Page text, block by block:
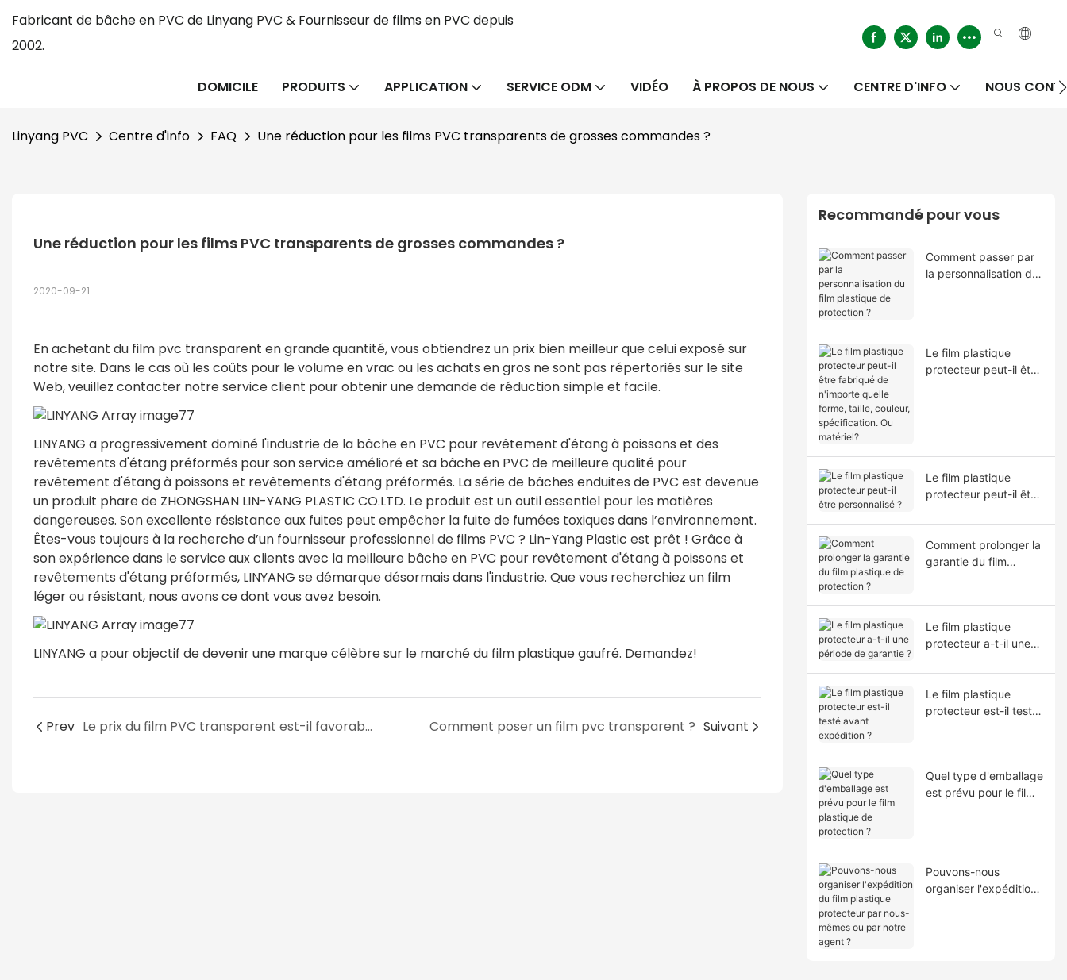
Fabricant de bâche en PVC de Linyang PVC & Fournisseur de films en PVC depuis
2002.
DOMICILE PRODUITS APPLICATION SERVICE ODM VIDÉO À PROPOS DE NOUS CENTRE D'INFO NOUS
Linyang PVC Centre d'info FAQ Une réduction pour les films PVC transparents de grosses commandes ?
Une réduction pour les films PVC transparents de grosses commandes ?
2020-09-21
En achetant du film pvc transparent en grande quantité, vous obtiendrez un prix bien meilleur que celui exposé sur
notre site. Dans le cas où les coûts pour le volume en vrac ou les achats en gros ne sont pas répertoriés sur le site
Web, veuillez contacter notre service client pour obtenir une demande de réduction simple et facile.
LINYANG a progressivement dominé l'industrie de la bâche en PVC pour revêtement d'étang à poissons et des
revêtements d'étang préformés pour son service amélioré et sa bâche en PVC de meilleure qualité pour
revêtement d'étang à poissons et revêtements d'étang préformés. La série de bâches enduites de PVC est devenue
un produit phare de ZHONGSHAN LIN-YANG PLASTIC CO.LTD. Le produit est un outil essentiel pour les matières
dangereuses. Son excellente résistance aux fuites peut empêcher la fuite de fumées toxiques dans l’environnement.
Êtes-vous toujours à la recherche d’un fournisseur professionnel de films PVC ? Lin-Yang Plastic est prêt ! Grâce à
son expérience dans le service aux clients avec la meilleure bâche en PVC pour revêtement d'étang à poissons et
revêtements d'étang préformés, LINYANG se démarque désormais dans l'industrie. Que vous recherchiez un film
léger ou résistant, nous avons ce dont vous avez besoin.
LINYANG a pour objectif de devenir une marque célèbre sur le marché du film plastique gaufré. Demandez!
Prev Le prix du film PVC transparent est-il favorable ? Comment poser un film pvc transparent ? Suivant
Recommandé pour vous
Comment passer par
la personnalisation du
Le film plastique
protecteur peut-il être
Le film plastique
protecteur peut-il être
Comment prolonger la
garantie du film
Le film plastique
protecteur a-t-il une
Le film plastique
protecteur est-il testé
Quel type d'emballage
est prévu pour le film
Pouvons-nous
organiser l'expédition